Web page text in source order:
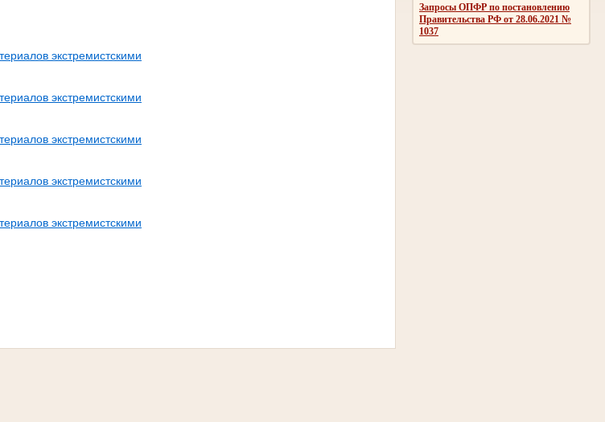
Запросы ОПФР по постановлению
Правительства РФ от 28.06.2021 №
1037
экстремистскими
экстремистскими
экстремистскими
экстремистскими
экстремистскими